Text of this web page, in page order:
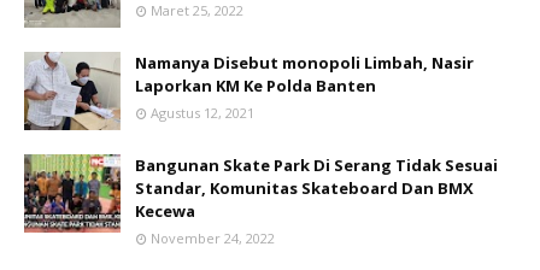
Maret 25, 2022
Namanya Disebut monopoli Limbah, Nasir
Laporkan KM Ke Polda Banten
Agustus 12, 2021
Bangunan Skate Park Di Serang Tidak Sesuai
Standar, Komunitas Skateboard Dan BMX
Kecewa
November 24, 2022